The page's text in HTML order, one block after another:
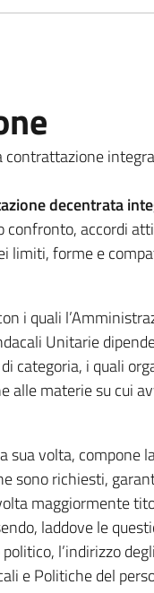
contrattazione
decentrata
confronto, accordi
limiti, forme e
i quali
Unitarie
categoria, i quali
alle materie su cui
sua volta, compone
sono richiesti,
maggiormente
laddove le
l’indirizzo
e Politiche del